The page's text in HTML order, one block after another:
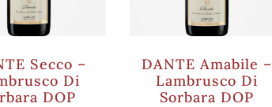
Secco –
Di
DOP
DANTE Amabile –
Lambrusco Di
Sorbara DOP